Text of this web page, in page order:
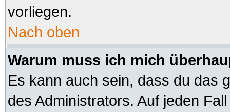
vorliegen.
Nach oben
Warum muss ich mich
Es kann auch sein, dass du das
des Administrators. Auf jeden